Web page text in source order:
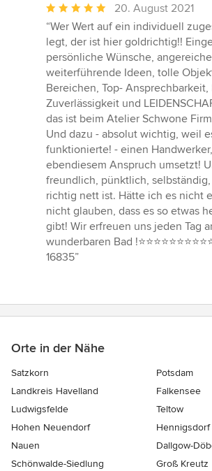
Durchschnittliche
Bewertung:
5
von
5
Sternen
20. August 2021
“Wer Wert auf ein individuell
legt, der ist hier goldrichtig!!
persönliche Wünsche,
weiterführende Ideen, tolle
Bereichen, Top- Ansprechbarkeit,
Zuverlässigkeit und
das ist beim Atelier Schwone
Und dazu - absolut wichtig, weil
funktionierte! - einen
ebendiesem Anspruch umsetzt!
freundlich, pünktlich,
richtig nett ist. Hätte ich es nicht
nicht glauben, dass es so etwas
gibt! Wir erfreuen uns jeden Tag
wunderbaren Bad
16835”
Orte in der Nähe
Satzkorn
Potsdam
Landkreis Havelland
Falkensee
Ludwigsfelde
Teltow
Hohen Neuendorf
Hennigsdorf
Nauen
Dallgow-
Schönwalde-Siedlung
Groß Kreutz